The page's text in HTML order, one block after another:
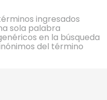
ingresados
sola palabra
en la búsqueda
del término